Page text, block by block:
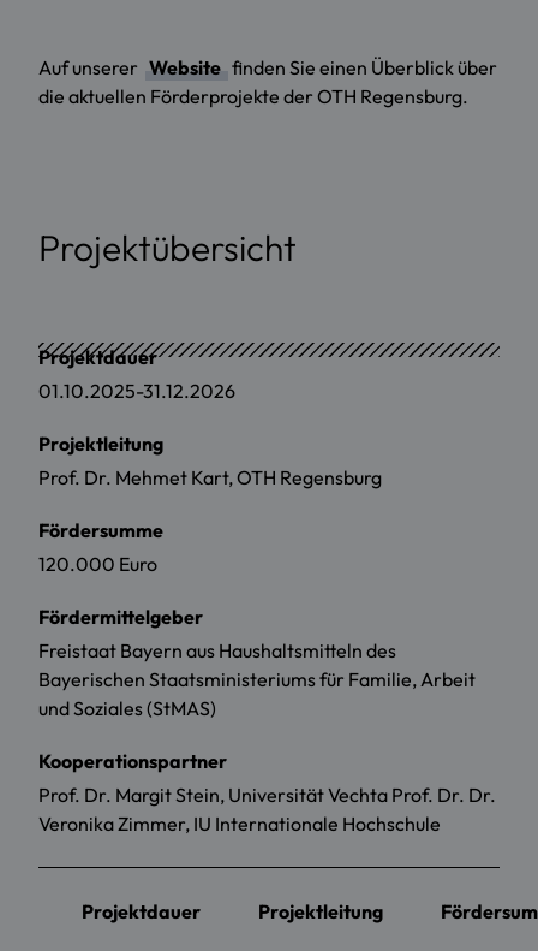
Auf unserer Website finden Sie einen Überblick über
die aktuellen Förderprojekte der OTH Regensburg.
Projektübersicht
Projektdauer
01.10.2025-31.12.2026
Projektleitung
Prof. Dr. Mehmet Kart, OTH Regensburg
Fördersumme
120.000 Euro
Fördermittelgeber
Freistaat Bayern aus Haushaltsmitteln des
Bayerischen Staatsministeriums für Familie, Arbeit
und Soziales (StMAS)
Kooperationspartner
Prof. Dr. Margit Stein, Universität Vechta Prof. Dr. Dr.
Veronika Zimmer, IU Internationale Hochschule
Projektdauer Projektleitung